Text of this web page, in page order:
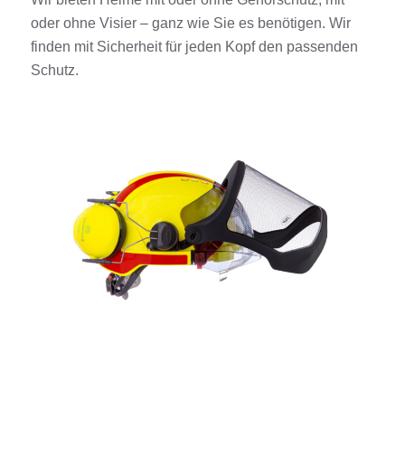
oder ohne Visier – ganz wie Sie es benötigen. Wir
finden mit Sicherheit für jeden Kopf den passenden
Schutz.